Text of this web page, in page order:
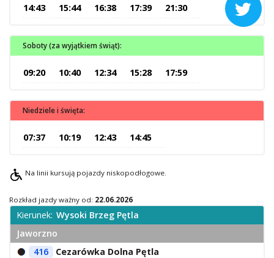

Stacja Kontroli Pojazdów
Inne
Multimedia
Uwagi i wnioski
14:43
15:44 16:38 17:39 21:30
Soboty (za wyjątkiem świąt):
09:20 10:40 12:34 15:28 17:59
Niedziele i święta:
07:37 10:19 12:43 14:45
Na linii kursują pojazdy niskopodłogowe.
Rozkład jazdy ważny od: 22.06.2026
Kierunek: Wysoki Brzeg Pętla
Jaworzno
416
Cezarówka Dolna Pętla